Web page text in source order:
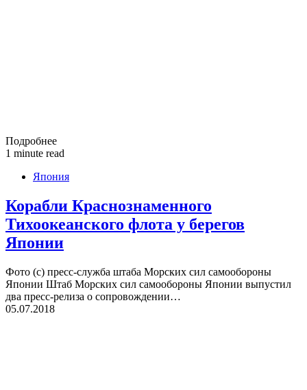
Подробнее
1 minute read
Япония
Корабли Краснознаменного
Тихоокеанского флота у берегов
Японии
Фото (с) пресс-служба штаба Морских сил самообороны
Японии Штаб Морских сил самообороны Японии выпустил
два пресс-релиза о сопровождении…
05.07.2018